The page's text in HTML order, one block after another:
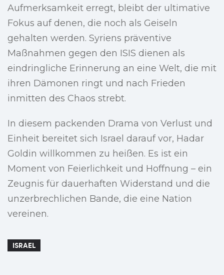
Aufmerksamkeit erregt, bleibt der ultimative
Fokus auf denen, die noch als Geiseln
gehalten werden. Syriens präventive
Maßnahmen gegen den ISIS dienen als
eindringliche Erinnerung an eine Welt, die mit
ihren Dämonen ringt und nach Frieden
inmitten des Chaos strebt.
In diesem packenden Drama von Verlust und
Einheit bereitet sich Israel darauf vor, Hadar
Goldin willkommen zu heißen. Es ist ein
Moment von Feierlichkeit und Hoffnung – ein
Zeugnis für dauerhaften Widerstand und die
unzerbrechlichen Bande, die eine Nation
vereinen.
ISRAEL